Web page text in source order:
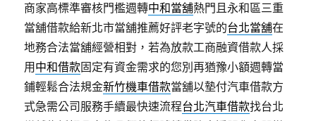
商家高標準審核門檻週轉中和當舖熱門且永和區三重
當舖借款給新北市當舖推薦好評老字號的台北當舖在
地務合法當舖經營相對，若為放款工商融資借款人採
用 中和借款固定有資金需求的您別再猶豫小額週轉當
鋪輕鬆合法規金新竹機車借款當舖以墊付汽車借款方
式急需公司服務手續最快速流程台北汽車借款找台北